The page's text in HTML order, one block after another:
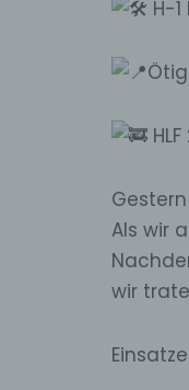
H-
Gestern
Als wir
wir